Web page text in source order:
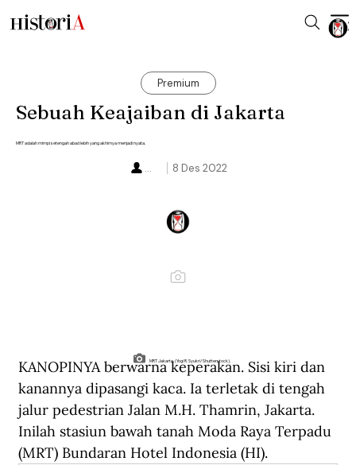
Premium
Sebuah Keajaiban di Jakarta
MRT adalah mimpi setengah abad lebih yang akhirnya menjadi nyata.
8 Des 2022
...
MRT Jakarta. (Yogi R. Syukri/Shutterstock).
KANOPINYA berwarna keperakan. Sisi kiri dan
kanannya dipasangi kaca. Ia terletak di tengah
jalur pedestrian Jalan M.H. Thamrin, Jakarta.
Inilah stasiun bawah tanah Moda Raya Terpadu
(MRT) Bundaran Hotel Indonesia (HI).